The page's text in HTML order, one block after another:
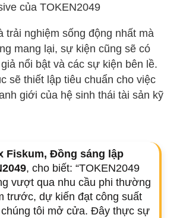
của TOKEN2049
trải nghiệm sống động nhất mà
mang lại, sự kiện cũng sẽ có
nổi bật và các sự kiện bên lề.
sẽ thiết lập tiêu chuẩn cho việc
giới của hệ sinh thái tài sản kỹ
Fiskum, Đồng sáng lập
, cho biết: “TOKEN2049
vượt qua nhu cầu phi thường
trước, dự kiến đạt công suất
tôi mở cửa. Đây thực sự